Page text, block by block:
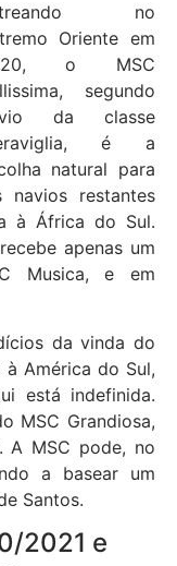
no
Oriente em
o MSC
segundo
da classe
é a
natural para
restantes
à África do Sul.
apenas um
Musica, e em
da vinda do
à América do Sul,
está indefinida.
MSC Grandiosa,
A MSC pode, no
a basear um
Santos.
2021 e